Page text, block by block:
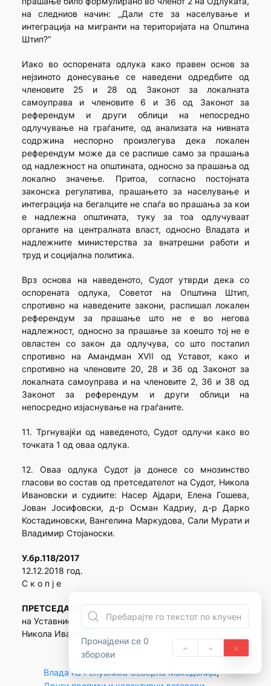
Пронајдени се 0
зборови
на следниов начин: „Дали сте за населување и
интеграција на мигранти на територијата на Општина
Штип?“
Иако во оспорената одлука како правен основ за
нејзиното донесување се наведени одредбите од
членовите 25 и 28 од Законот за локалната
самоуправа и членовите 6 и 36 од Законот за
референдум и други облици на непосредно
одлучување на граѓаните, од анализата на нивната
содржина неспорно произлегува дека локален
референдум може да се распише само за прашања
од надлежност на општината, односно за прашања од
локално значење. Притоа, согласно постојната
законска регулатива, прашањето за населување и
интеграција на бегалците не спаѓа во прашања за кои
е надлежна општината, туку за тоа одлучуваат
органите на централната власт, односно Владата и
надлежните министерства за внатрешни работи и
труд и социјална политика.
Врз основа на наведеното, Судот утврди дека со
оспорената одлука, Советот на Општина Штип,
спротивно на наведените закони, распишал локален
референдум за прашање што не е во негова
надлежност, односно за прашање за коешто тој не е
овластен со закон да одлучува, со што постапил
спротивно на Амандман XVII од Уставот, како и
спротивно на членовите 20, 28 и 36 од Законот за
локалната самоуправа и на членовите 2, 36 и 38 од
Законот за референдум и други облици на
непосредно изјаснување на граѓаните.
11. Тргнувајќи од наведеното, Судот одлучи како во
точката 1 од оваа одлука.
12. Оваа одлука Судот ја донесе со мнозинство
гласови во состав од претседателот на Судот, Никола
Ивановски и судиите: Насер Ајдари, Елена Гошева,
Јован Јосифовски, д-р Осман Кадриу, д-р Дарко
Костадиновски, Вангелина Маркудова, Сали Мурати и
Владимир Стојаноски.
У.бр.118/2017
12.12.2018 гoд.
С к о п ј е
ПРЕТСЕДАТЕЛ
на Уставниот суд на Република Македонија
Никола Ивановски
Влада на Република Северна Македонија ,